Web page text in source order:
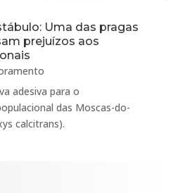
Uma das pragas
prejuízos aos
adesiva para o
das Moscas-do-
calcitrans).